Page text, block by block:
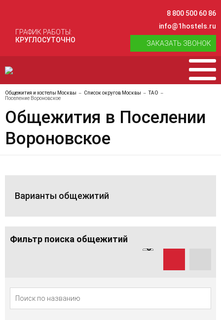
ГРАФИК РАБОТЫ:
КРУГЛОСУТОЧНО
8 800 500 60 86
info@1hostels.ru
ЗАКАЗАТЬ ЗВОНОК
Общежития и хостелы Москвы Список округов Москвы
ТАО
Поселение Вороновское
Общежития в Поселении
Вороновское
Варианты общежитий
Фильтр поиска общежитий